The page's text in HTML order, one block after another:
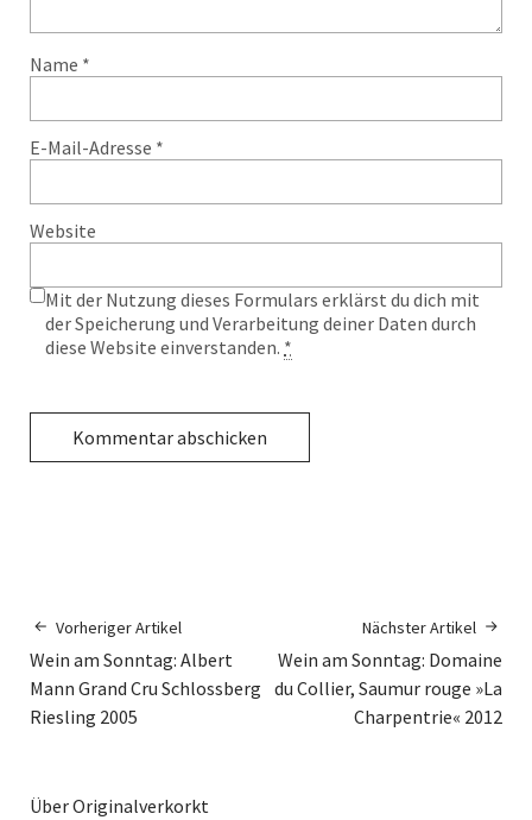
Name *
E-Mail-Adresse *
Website
Mit der Nutzung dieses Formulars erklärst du dich mit
der Speicherung und Verarbeitung deiner Daten durch
diese Website einverstanden. *
Vorheriger Artikel
Wein am Sonntag: Albert
Mann Grand Cru Schlossberg
Riesling 2005
Nächster Artikel
Wein am Sonntag: Domaine
du Collier, Saumur rouge »La
Charpentrie« 2012
Über Originalverkorkt